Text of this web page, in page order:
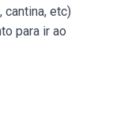
cantina, etc)
para ir ao